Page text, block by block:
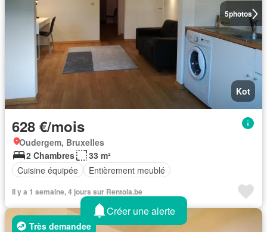
5photos
Kot
628 €/mois
Oudergem, Bruxelles
2 Chambres
33 m²
Cuisine équipée
Entièrement meublé
Il y a 1 semaine, 4 jours sur Rentola.be
Très demandée
Créer une alerte